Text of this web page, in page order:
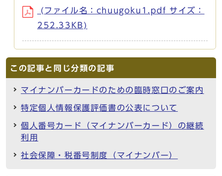
(ファイル名：chuugoku1.pdf サイズ：
252.33KB)
この記事と同じ分類の記事
マイナンバーカードのための臨時窓口のご案内
特定個人情報保護評価書の公表について
個人番号カード（マイナンバーカード）の継続
利用
社会保障・税番号制度（マイナンバー）